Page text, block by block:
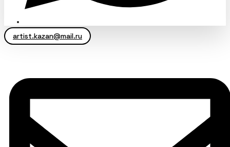
artist.kazan@mail.ru